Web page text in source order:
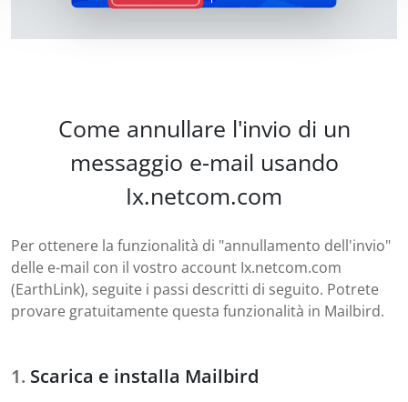
Come annullare l'invio di un
messaggio e-mail usando
Ix.netcom.com
Per ottenere la funzionalità di "annullamento dell'invio"
delle e-mail con il vostro account Ix.netcom.com
(EarthLink), seguite i passi descritti di seguito. Potrete
provare gratuitamente questa funzionalità in Mailbird.
Scarica e installa Mailbird